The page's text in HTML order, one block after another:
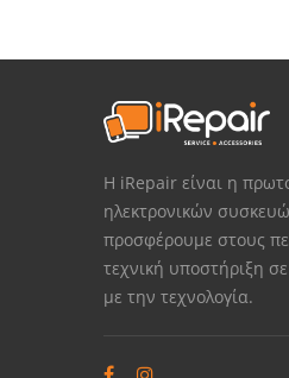
Η iRepair είναι η
ηλεκτρονικών
προσφέρουμε στους
τεχνική υποστήριξη
με την τεχνολογία.